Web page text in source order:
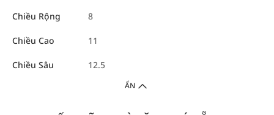
Chiều Rộng 8
Chiều Cao 11
Chiều Sâu 12.5
ẨN